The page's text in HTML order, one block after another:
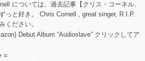
については、過去記事【クリス・コーネル、
っと好き。 Chris Cornell , great singer, R.I.P.
ください。
Debut Album “Audioslave” クリックしてア
=